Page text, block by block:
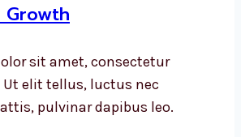
Growth
sit amet, consectetur
elit tellus, luctus nec
pulvinar dapibus leo.